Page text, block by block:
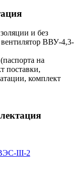
и без
ВВУ-4,3-
на
поставки,
комплект
III-2